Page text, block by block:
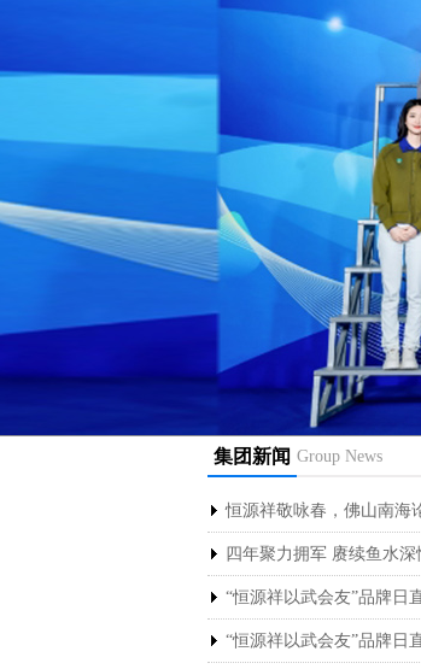
集团新闻 Group News
恒源祥敬咏春，佛山南海
四年聚力拥军 赓续鱼水
“恒源祥以武会友”品牌日
“恒源祥以武会友”品牌日